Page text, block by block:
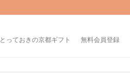
とっておきの京都ギフト 無料会員登録